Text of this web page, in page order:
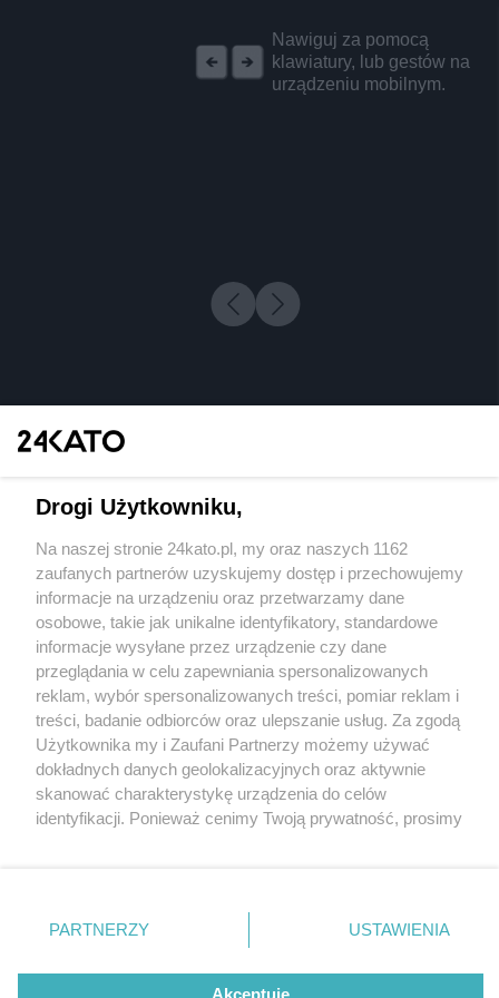
Nawiguj za pomocą
klawiatury, lub gestów na
urządzeniu mobilnym.
3 / 0
Wydawca mediów lokalnych
Nie zapomnij
zapoznać się z:
polityką prywatności regulamin korzystania z portali
Twojemiasto
Piekary Śląskie
Chorzów
Tarnowskie Góry
Gliwice
Skontakuj sięz nami
Kontakt
Wydawca
Redakcja
Drogi Użytkowniku,
Na naszej stronie 24kato.pl, my oraz naszych 1162
zaufanych partnerów uzyskujemy dostęp i przechowujemy
informacje na urządzeniu oraz przetwarzamy dane
osobowe, takie jak unikalne identyfikatory, standardowe
informacje wysyłane przez urządzenie czy dane
przeglądania w celu zapewniania spersonalizowanych
reklam, wybór spersonalizowanych treści, pomiar reklam i
treści, badanie odbiorców oraz ulepszanie usług. Za zgodą
Użytkownika my i Zaufani Partnerzy możemy używać
dokładnych danych geolokalizacyjnych oraz aktywnie
skanować charakterystykę urządzenia do celów
identyfikacji. Ponieważ cenimy Twoją prywatność, prosimy
prywatności znajdujący się w lewym dolnym rogu strony
. Niektóre rodzaje przetwarzania danych nie wymagają
zgody użytkownika, ale masz prawo sprzeciwić się
takiemu przetwarzaniu. Preferencje będą miały
PARTNERZY USTAWIENIA
Akceptuję